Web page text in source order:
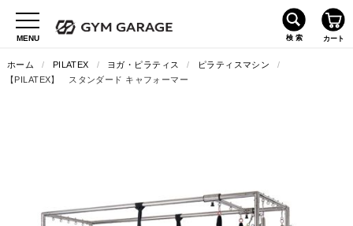
ホーム / PILATEX / ヨガ・ピラティス / ピラティスマシン
/
【PILATEX】 スタンダード キャフォーマー